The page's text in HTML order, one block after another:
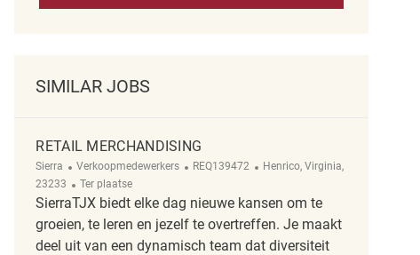
SIMILAR JOBS
RETAIL MERCHANDISING
Sierra Categorie
Verkoopmedewerkers ReqId
REQ139472 Plaats
Henrico, Virginia,
23233
Afgelegen
Ter plaatse
SierraTJX biedt elke dag nieuwe kansen om te
groeien, te leren en jezelf te overtreffen. Je maakt
deel uit van een dynamisch team dat diversiteit